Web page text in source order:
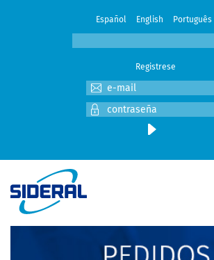
Español English Português
Registrese